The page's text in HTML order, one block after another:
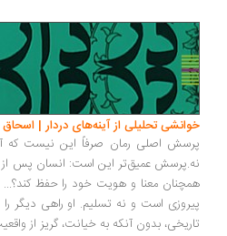
تحلیلی از آینه‌های دردار | اسحاق
اصلی رمان صرفاً این نیست که آیا
عمیق‌تر این است: انسان پس از شکست
معنا و هویت خود را حفظ کند؟... پاسخی
است و نه تسلیم. او راهی دیگر را
بدون آنکه به خیانت، گریز از واقعیت یا